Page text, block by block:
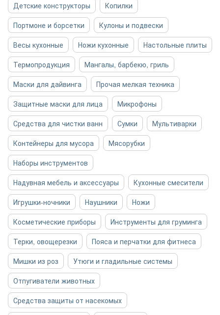
Детские конструкторы
Копилки
Портмоне и борсетки
Кулоны и подвески
Весы кухонные
Ножи кухонные
Настольные плиты
Термопродукция
Мангалы, барбекю, гриль
Маски для дайвинга
Прочая мелкая техника
Защитные маски для лица
Микрофоны
Средства для чистки ванн
Сумки
Мультиварки
Контейнеры для мусора
Мясорубки
Наборы инструментов
Надувная мебель и аксессуары
Кухонные смесители
Игрушки-ночники
Наушники
Ножи
Косметические приборы
Инструменты для груминга
Терки, овощерезки
Пояса и перчатки для фитнеса
Мишки из роз
Утюги и гладильные системы
Отпугиватели животных
Средства защиты от насекомых